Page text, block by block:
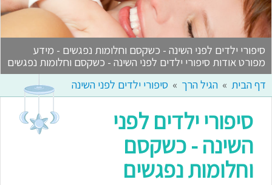
סיפורי ילדים לפני השינה - כשקסם וחלומות נפגשים - מידע
מפורט אודות סיפורי ילדים לפני השינה - כשקסם וחלומות נפגשים
דף הבית
הגיל הרך סיפורי ילדים לפני השינה
סיפורי ילדים לפני
השינה - כשקסם
וחלומות נפגשים